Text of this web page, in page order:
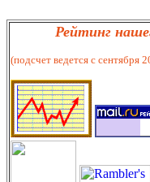
Рейтинг
(подсчет ведется с сентября